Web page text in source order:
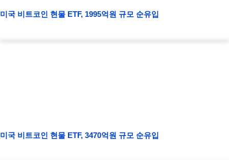
미국 비트코인 현물 ETF, 1995억원 규모 순유입
미국 비트코인 현물 ETF, 3470억원 규모 순유입